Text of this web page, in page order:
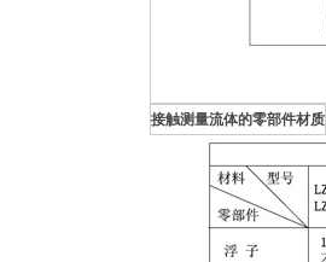
接触测量流体的零部件材质